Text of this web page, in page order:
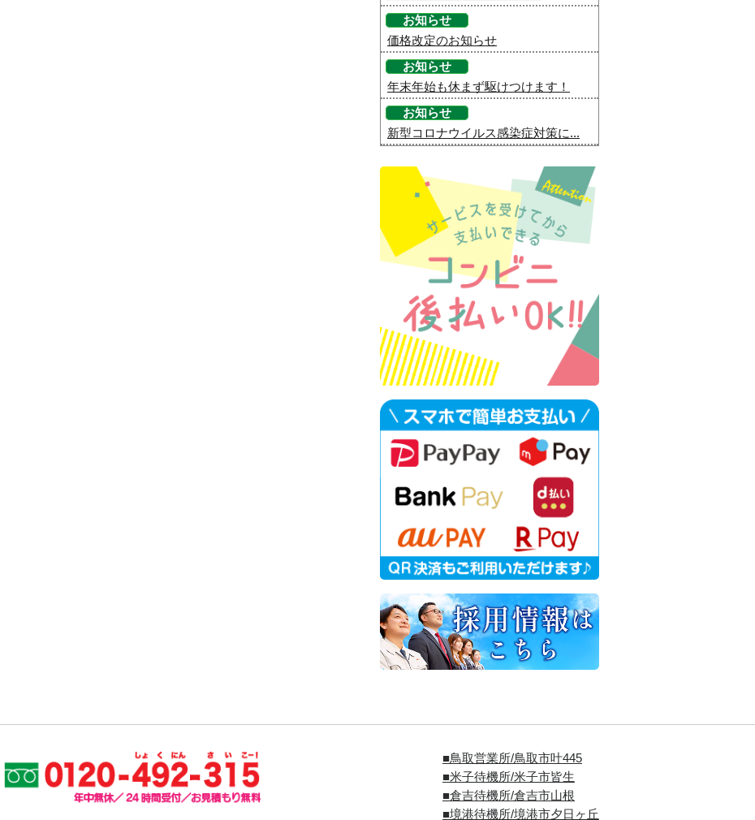
お知らせ
価格改定のお知らせ
お知らせ
年末年始も休まず駆けつけます！
お知らせ
新型コロナウイルス感染症対策に...
■鳥取営業所/鳥取市叶445
■米子待機所/米子市皆生
■倉吉待機所/倉吉市山根
■境港待機所/境港市夕日ヶ丘